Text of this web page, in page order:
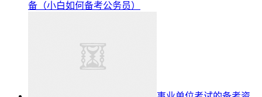
备（小白如何备考公务员）